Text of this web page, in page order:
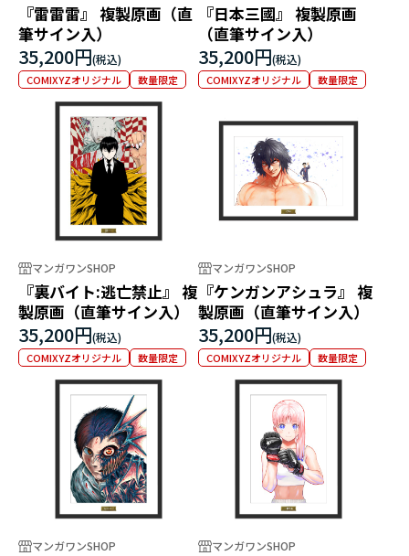
『雷雷雷』 複製原画（直
筆サイン入）
35,200円
COMIXYZオリジナル 数量限定
『日本三國』 複製原画
（直筆サイン入）
35,200円
COMIXYZオリジナル 数量限定
マンガワンSHOP
『裏バイト:逃亡禁止』 複
製原画（直筆サイン入）
35,200円
COMIXYZオリジナル 数量限定
マンガワンSHOP
『ケンガンアシュラ』 複
製原画（直筆サイン入）
35,200円
COMIXYZオリジナル 数量限定
マンガワンSHOP マンガワンSHOP